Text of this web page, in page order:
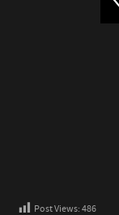
Post Views:486